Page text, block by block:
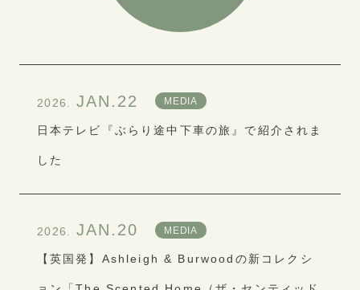
2026. JAN.22 MEDIA
日本テレビ『ぶらり途中下車の旅』で紹介されま
した
2026. JAN.20 MEDIA
【英国発】Ashleigh & Burwoodの新コレクシ